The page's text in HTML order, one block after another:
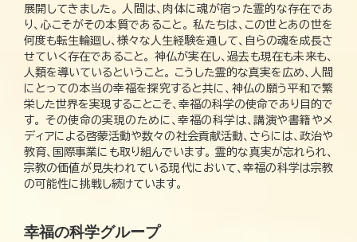
展開してきました。 人間は、肉体に魂が宿った霊的な存在であ
り、心こそがその本質であること。 私たちは、この世とあの世を
何度も転生輪廻し、様々な人生経験を通して、自らの魂を成長さ
せていく存在であること。 神仏が実在し、過去も現在も未来も、
人類を導いているということ。 こうした霊的な真実を広め、人間
にとっての本当の幸福を探究すると共に、神仏の願う平和で繁
栄した世界を実現することこそ、幸福の科学の使命であり目的で
す。 その使命の実現のために、幸福の科学は、講演や書籍やメ
ディアによる啓蒙活動や数々の社会貢献活動、さらには、政治や
教育、国際事業にも取り組んでいます。 霊的な真実が忘れられ、
宗教の価値が見失われている現代において、幸福の科学は宗教
の可能性に挑戦し続けています。
幸福の科学グループ